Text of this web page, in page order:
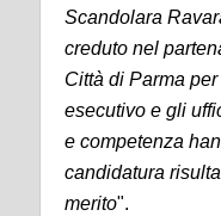
Scandolara
creduto nel
Città di Parma
esecutivo e gli
e competenza
candidatura
merito".